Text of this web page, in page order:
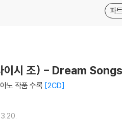
파
이시 조) - Dream
노 작품 수록 2CD